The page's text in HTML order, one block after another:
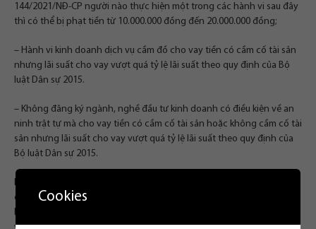
144/2021/NĐ-CP người nào thực hiện một trong các hành vi sau đây
thì có thể bị phạt tiền từ 10.000.000 đồng đến 20.000.000 đồng;
– Hành vi kinh doanh dịch vụ cầm đồ cho vay tiền có cầm cố tài sản
nhưng lãi suất cho vay vượt quá tỷ lệ lãi suất theo quy định của Bộ
luật Dân sự 2015.
– Không đăng ký ngành, nghề đầu tư kinh doanh có điều kiện về an
ninh trật tự mà cho vay tiền có cầm cố tài sản hoặc không cầm cố tài
sản nhưng lãi suất cho vay vượt quá tỷ lệ lãi suất theo quy định của
Bộ luật Dân sự 2015.
định biện pháp khắc phục hậu quả, theo đó các đối tượng sẽ phải
Cookies